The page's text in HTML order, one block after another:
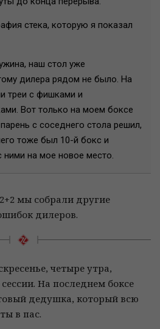
стека, которую я показал
наш стол уже
дилера рядом не было. На
треи с фишками и
Вот только на моем боксе
с соседнего стола решил,
тоже был 10-й бокс и
ними на мое новое место.
мы собрали другие
дилеров.
четыре утра,
На последнем боксе
дедушка, который всю
в пас.